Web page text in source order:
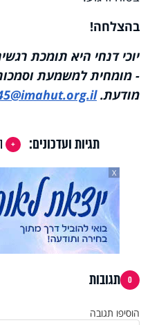
בהצלחה!
יוכי דנחי היא תומכת
- מומחית למשמעת
מודעת.
תגיות ועדכונים:
X
0 תגובות
הוסיפו תגובה